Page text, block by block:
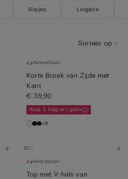
Slipjes Lingerie
Sorteer op
Aanpasbaar
Korte Broek van Zijde met
Kant
€ 39,90
Koop 3, krijg er 1 gratis
+9
Aanpasbaar
Top met V-hals van